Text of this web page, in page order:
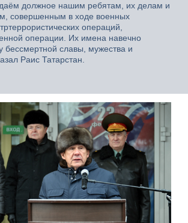
должное нашим ребятам, их делам и
совершенным в ходе военных
операций,
операции. Их имена навечно
бессмертной славы, мужества и
Раис Татарстан.